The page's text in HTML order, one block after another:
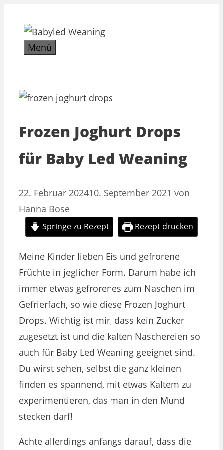
Inhalt
springenMenü
Frozen Joghurt Drops
für Baby Led Weaning
22. Februar 202410. September 2021 von
Hanna Bose
Springe zu Rezept Rezept drucken
Meine Kinder lieben Eis und gefrorene
Früchte in jeglicher Form. Darum habe ich
immer etwas gefrorenes zum Naschen im
Gefrierfach, so wie diese Frozen Joghurt
Drops. Wichtig ist mir, dass kein Zucker
zugesetzt ist und die kalten Naschereien so
auch für Baby Led Weaning geeignet sind.
Du wirst sehen, selbst die ganz kleinen
finden es spannend, mit etwas Kaltem zu
experimentieren, das man in den Mund
stecken darf!
Achte allerdings anfangs darauf, dass die